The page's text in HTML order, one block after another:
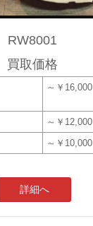
RW8001
買取価格
～￥16,000
～￥12,000
～￥10,000
詳細へ